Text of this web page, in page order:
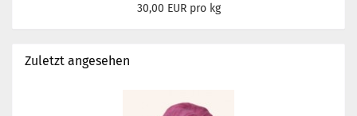
30,00 EUR pro kg
Zuletzt angesehen